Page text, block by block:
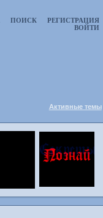
ПОИСК
РЕГИСТРАЦИЯ
ВОЙТИ
Активные темы